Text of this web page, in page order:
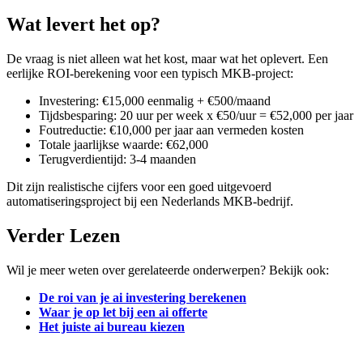
Wat levert het op?
De vraag is niet alleen wat het kost, maar wat het oplevert. Een
eerlijke ROI-berekening voor een typisch MKB-project:
Investering: €15,000 eenmalig + €500/maand
Tijdsbesparing: 20 uur per week x €50/uur = €52,000 per jaar
Foutreductie: €10,000 per jaar aan vermeden kosten
Totale jaarlijkse waarde: €62,000
Terugverdientijd: 3-4 maanden
Dit zijn realistische cijfers voor een goed uitgevoerd
automatiseringsproject bij een Nederlands MKB-bedrijf.
Verder Lezen
Wil je meer weten over gerelateerde onderwerpen? Bekijk ook:
De roi van je ai investering berekenen
Waar je op let bij een ai offerte
Het juiste ai bureau kiezen